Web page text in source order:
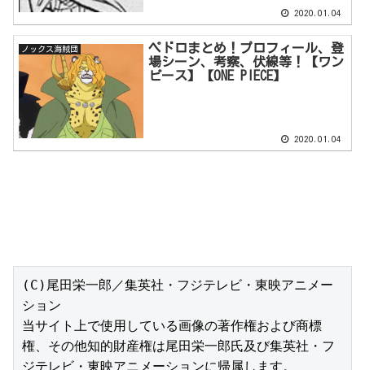
2020.01.04
ノックス海賊団
ペドロまとめ！プロフィール、登
場シーン、考察、伏線等！【ワン
ピース】【ONE PIECE】
2020.01.04
(C)尾田栄一郎／集英社・フジテレビ・東映アニメー
ション
当サイト上で使用している画像の著作権および商標
権、その他知的財産権は尾田栄一郎氏及び集英社・フ
ジテレビ・東映アニメーションに帰属します。